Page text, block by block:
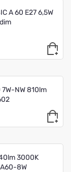
A 60 E27 6,5W
NW 810lm
3000K
8W